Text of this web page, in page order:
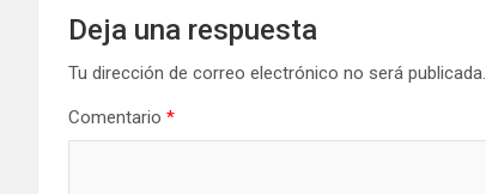
Deja una respuesta
Tu dirección de correo electrónico no será publicada.
Comentario *